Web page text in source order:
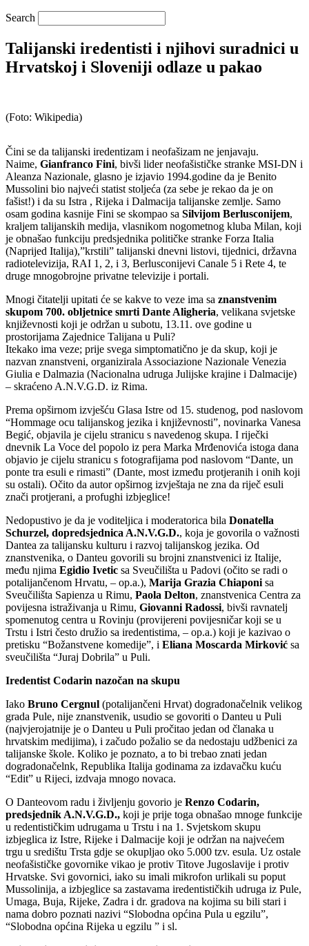
Search
Talijanski iredentisti i njihovi suradnici u
Hrvatskoj i Sloveniji odlaze u pakao
(Foto: Wikipedia)
Čini se da talijanski iredentizam i neofašizam ne jenjavaju.
Naime, Gianfranco Fini, bivši lider neofašističke stranke MSI-DN i
Aleanza Nazionale, glasno je izjavio 1994.godine da je Benito
Mussolini bio najveći statist stoljeća (za sebe je rekao da je on
fašist!) i da su Istra , Rijeka i Dalmacija talijanske zemlje. Samo
osam godina kasnije Fini se skompao sa Silvijom Berlusconijem,
kraljem talijanskih medija, vlasnikom nogometnog kluba Milan, koji
je obnašao funkciju predsjednika političke stranke Forza Italia
(Naprijed Italija),”krstili” talijanski dnevni listovi, tijednici, državna
radiotelevizija, RAI 1, 2, i 3, Berlusconijevi Canale 5 i Rete 4, te
druge mnogobrojne privatne televizije i portali.
Mnogi čitatelji upitati će se kakve to veze ima sa znanstvenim
skupom 700. obljetnice smrti Dante Aligheria, velikana svjetske
književnosti koji je održan u subotu, 13.11. ove godine u
prostorijama Zajednice Talijana u Puli?
Itekako ima veze; prije svega simptomatično je da skup, koji je
nazvan znanstveni, organizirala Associazione Nazionale Venezia
Giulia e Dalmazia (Nacionalna udruga Julijske krajine i Dalmacije)
– skraćeno A.N.V.G.D. iz Rima.
Prema opširnom izvješću Glasa Istre od 15. studenog, pod naslovom
“Hommage ocu talijanskog jezika i književnosti”, novinarka Vanesa
Begić, objavila je cijelu stranicu s navedenog skupa. I riječki
dnevnik La Voce del popolo iz pera Marka Mrđenovića istoga dana
objavio je cijelu stranicu s fotografijama pod naslovom “Dante, un
ponte tra esuli e rimasti” (Dante, most između protjeranih i onih koji
su ostali). Očito da autor opširnog izvještaja ne zna da riječ esuli
znači protjerani, a profughi izbjeglice!
Nedopustivo je da je voditeljica i moderatorica bila Donatella
Schurzel, dopredsjednica A.N.V.G.D., koja je govorila o važnosti
Dantea za talijansku kulturu i razvoj talijanskog jezika. Od
znanstvenika, o Danteu govorili su brojni znanstvenici iz Italije,
među njima Egidio Ivetic sa Sveučilišta u Padovi (očito se radi o
potalijančenom Hrvatu, – op.a.), Marija Grazia Chiaponi sa
Sveučilišta Sapienza u Rimu, Paola Delton, znanstvenica Centra za
povijesna istraživanja u Rimu, Giovanni Radossi, bivši ravnatelj
spomenutog centra u Rovinju (provijereni povijesničar koji se u
Trstu i Istri često družio sa iredentistima, – op.a.) koji je kazivao o
pretisku “Božanstvene komedije”, i Eliana Moscarda Mirković sa
sveučilišta “Juraj Dobrila” u Puli.
Iredentist Codarin nazočan na skupu
Iako Bruno Cergnul (potalijančeni Hrvat) dogradonačelnik velikog
grada Pule, nije znanstvenik, usudio se govoriti o Danteu u Puli
(najvjerojatnije je o Danteu u Puli pročitao jedan od članaka u
hrvatskim medijima), i začudo požalio se da nedostaju udžbenici za
talijanske škole. Koliko je poznato, a to bi trebao znati jedan
dogradonačelnk, Republika Italija godinama za izdavačku kuću
“Edit” u Rijeci, izdvaja mnogo novaca.
O Danteovom radu i življenju govorio je Renzo Codarin,
predsjednik A.N.V.G.D., koji je prije toga obnašao mnoge funkcije
u redentističkim udrugama u Trstu i na 1. Svjetskom skupu
izbjeglica iz Istre, Rijeke i Dalmacije koji je održan na najvećem
trgu u središtu Trsta gdje se okupljao oko 5.000 tzv. esula. Uz ostale
neofašističke govornike vikao je protiv Titove Jugoslavije i protiv
Hrvatske. Svi govornici, iako su imali mikrofon urlikali su poput
Mussolinija, a izbjeglice sa zastavama iredentističkih udruga iz Pule,
Umaga, Buja, Rijeke, Zadra i dr. gradova na kojima su bili stari i
nama dobro poznati nazivi “Slobodna općina Pula u egzilu”,
“Slobodna općina Rijeka u egzilu ” i sl.